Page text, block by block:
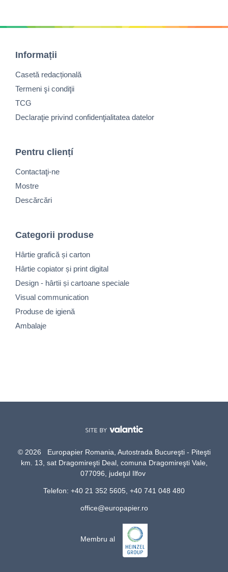
Informații
Casetă redacțională
Termeni şi condiţii
TCG
Declaraţie privind confidenţialitatea datelor
Pentru cliențí
Contactaţi-ne
Mostre
Descărcări
Categorii produse
Hârtie grafică și carton
Hârtie copiator și print digital
Design - hârtii și cartoane speciale
Visual communication
Produse de igienă
Ambalaje
© 2026 Europapier Romania, Autostrada Bucureşti - Piteşti
km. 13, sat Dragomireşti Deal, comuna Dragomireşti Vale,
077096, judeţul Ilfov
Telefon: +40 21 352 5605, +40 741 048 480
office@europapier.ro
Membru al